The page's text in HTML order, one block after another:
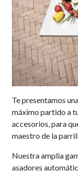
Te presentamos
máximo partido a
accesorios, para
maestro de la
Nuestra amplia
asadores